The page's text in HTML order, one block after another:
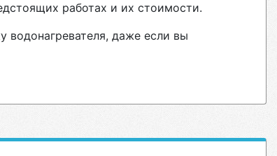
работах и их стоимости.
водонагревателя, даже если вы